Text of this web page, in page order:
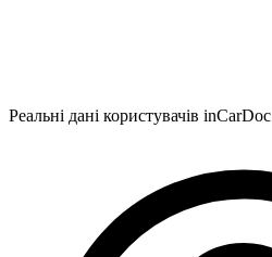
Реальні дані користувачів inCarDoc